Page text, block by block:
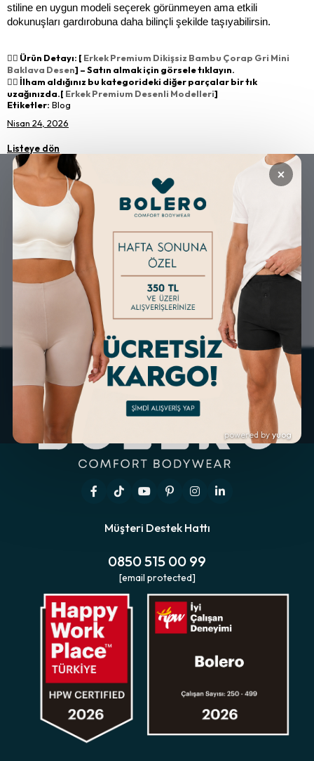
stiline en uygun modeli seçerek görünmeyen ama etkili
dokunuşları gardırobuna daha bilinçli şekilde taşıyabilirsin.
👉🏻 Ürün Detayı: [ Erkek Premium Dikişsiz Bambu Çorap Gri Mini
Baklava Desen] – Satın almak için görsele tıklayın.
👉🏻 İlham aldığınız bu kategorideki diğer parçalar bir tık
uzağınızda.[ Erkek Premium Desenli Modelleri]
Etiketler: Blog
Nisan 24, 2026
Listeye dön
ÜCRETSİZ KARGO GÜVENLİ ALIŞVERİŞ
KOLAY İADE & DEĞİŞİM
ALTERNATİF ÖDEME
İMKANLARI
Müşteri Destek Hattı
0850 515 00 99
[email protected]
×
powered byyuog